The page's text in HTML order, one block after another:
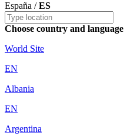
España /ES
Choose country and language
World Site
EN
Albania
EN
Argentina